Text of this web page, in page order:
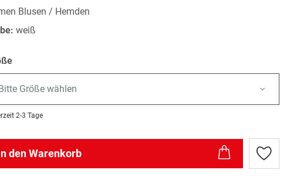
Blusen / Hemden
weiß
Größe wählen
2-3 Tage
den Warenkorb
Zur
Wunschliste